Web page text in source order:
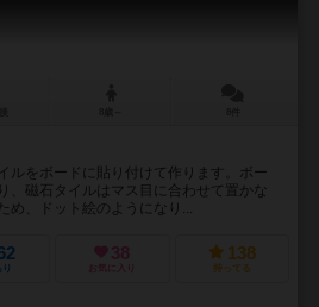
ルをボードに貼り付けて作ります。ボー
、磁石タイルはマス目に合わせて置かな
め、ドット絵のようになり...
38
お気に入り
138
持ってる